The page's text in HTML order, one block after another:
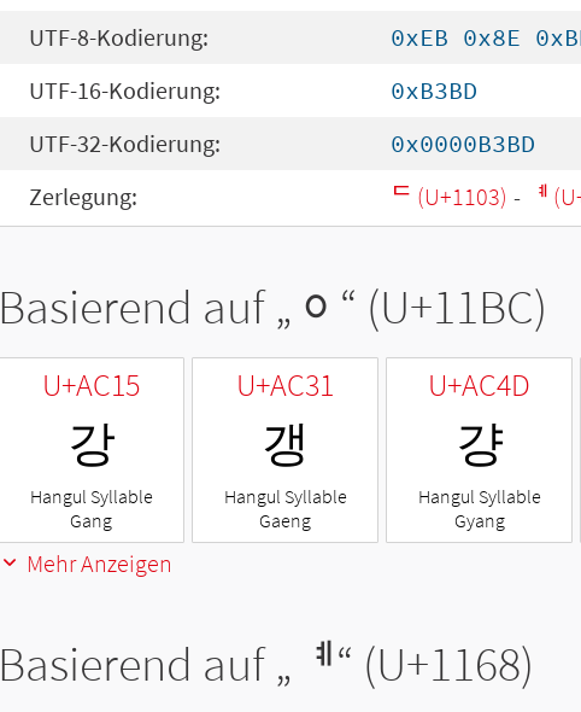
UTF-8-Kodierung:
0xEB 0x8E
UTF-16-Kodierung:
0xB3BD
UTF-32-Kodierung:
0x0000B3BD
Zerlegung:
ᄃ (U+1103) - ᅨ
Basierend auf „ ᆼ “ (U+11BC)
U+AC15
강
Hangul Syllable
Gang
U+AC31
갱
Hangul Syllable
Gaeng
U+AC4D
걍
Hangul Syllable
Gyang
Mehr Anzeigen
Basierend auf „ ᅨ“ (U+1168)